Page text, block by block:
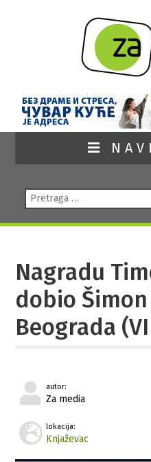
Pretraga:
Nagradu
dobio
Beograda
autor:
Za media
lokacija:
Knjaževac